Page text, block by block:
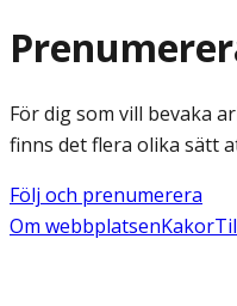
För dig som vill bevaka
finns det flera olika sätt
Följ och prenumerera
Om webbplatsenKakor